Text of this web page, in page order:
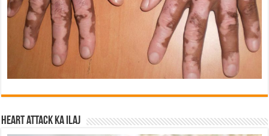
Heart attack ka ilaj